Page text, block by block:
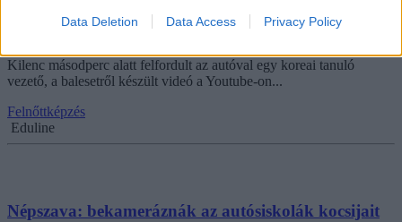
Data Deletion Data Access Privacy Policy
Közveszélyes tanuló vezetőről készített videó terjed a
YouTube-on
Kilenc másodperc alatt felfordult az autóval egy koreai tanuló
vezető, a balesetről készült videó a Youtube-on...
Felnőttképzés
Eduline
Népszava: bekameráznák az autósiskolák kocsijait